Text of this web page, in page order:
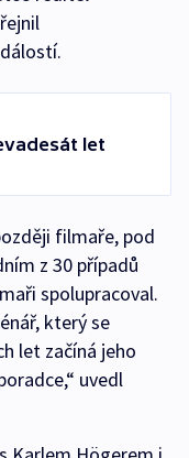
let
filmaře, pod
z 30 případů
spolupracoval.
který se
let začíná jeho
uvedl